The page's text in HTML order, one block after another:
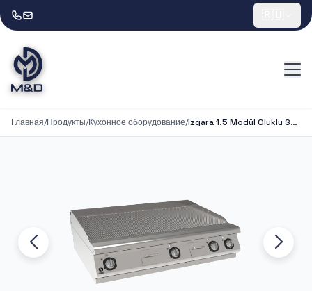
Главная/Продукты/Кухонное оборудование/ Izgara 1.5 Modül Oluklu Set Üstü